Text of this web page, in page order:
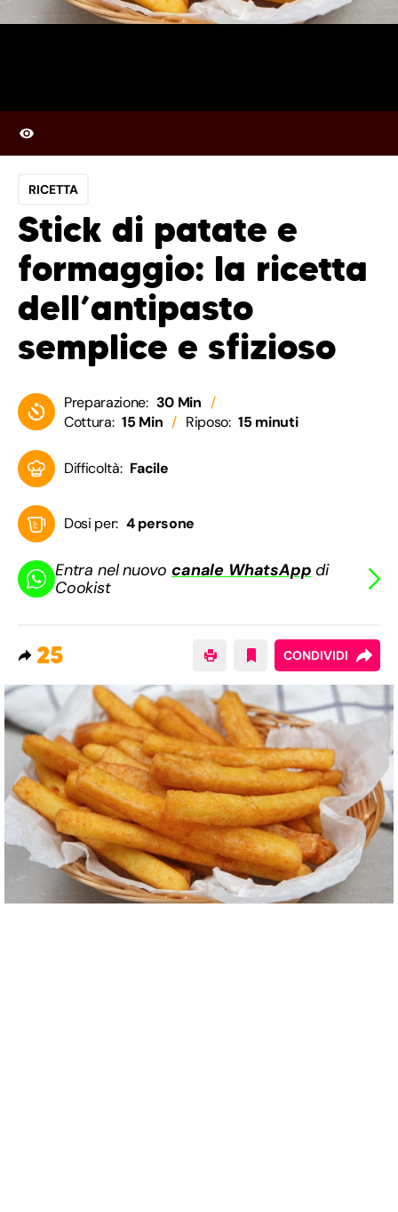
RICETTA
Stick di patate e
formaggio: la ricetta
dell’antipasto
semplice e sfizioso
Preparazione: 30 Min
Cottura: 15 Min Riposo: 15 minuti
Difficoltà: Facile
Dosi per: 4 persone
Entra nel nuovocanale WhatsApp di
Cookist
25 CONDIVIDI